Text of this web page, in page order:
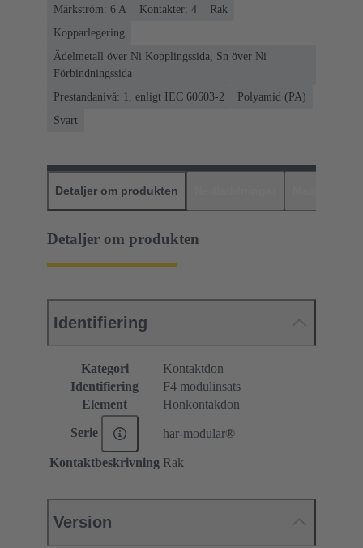
Märkström: ‌6 A
Kontakter: 4
Rak
Kopparlegering
Ädelmetall över Ni Kopplingssida, Sn över Ni
Förbindningssida
Prestandanivå: 1, enligt IEC 60603-2
Polyamid (PA)
Svart
Detaljer om produkten
Detaljer om produkten
Identifiering
Kategori
Kontaktdon
Identifiering
F4 modulinsats
Element
Honkontakdon
Serie har-modular®
Kontaktbeskrivning Rak
Version